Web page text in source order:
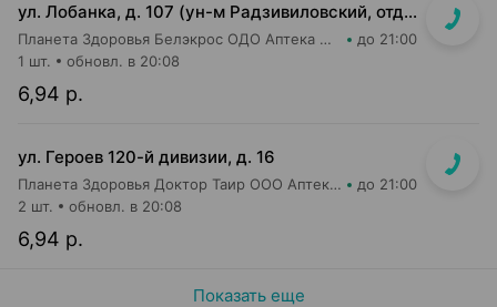
ул. Лобанка, д. 107 (ун-м Радзивиловский, отдельный вход с улицы)
Планета Здоровья Белэкрос ОДО Аптека №4 до 21:00
6,94 р.
1 шт. обновл. в 20:08
ул. Героев 120-й дивизии, д. 16
Планета Здоровья Доктор Таир ООО Аптека №2 до 21:00
6,94 р.
2 шт. обновл. в 20:08
Показать еще